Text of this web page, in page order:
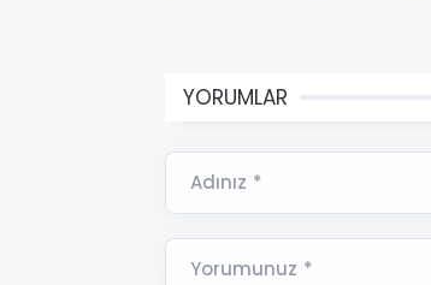
YORUMLAR
Adınız *
Yorumunuz *